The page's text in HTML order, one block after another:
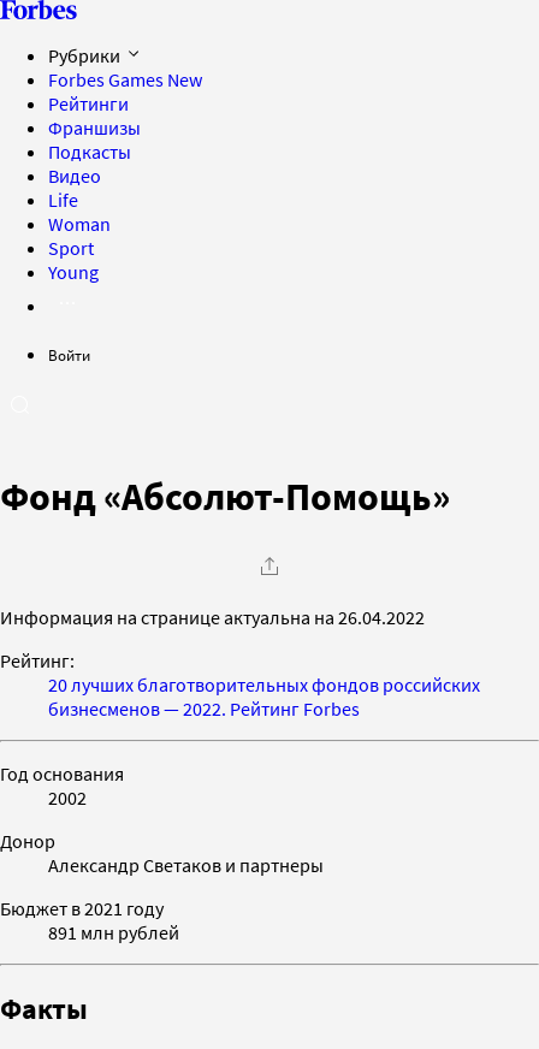
Рубрики
Forbes Games New
Рейтинги
Франшизы
Подкасты
Видео
Life
Woman
Sport
Young
Войти
Фонд «Абсолют-Помощь»
Информация на странице актуальна на 26.04.2022
Рейтинг:
20 лучших благотворительных фондов российских
бизнесменов — 2022. Рейтинг Forbes
Год основания
2002
Донор
Александр Светаков и партнеры
Бюджет в 2021 году
891 млн рублей
Факты